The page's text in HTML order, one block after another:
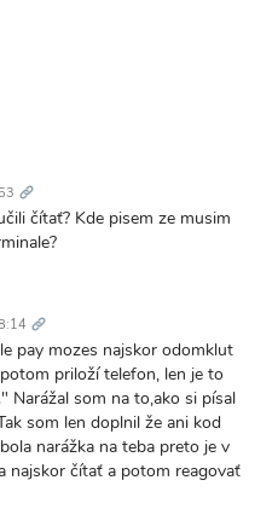
odkaz
čítať? Kde pisem ze musim
odkaz
pay mozes najskor odomklut
priloží telefon, len je to
Narážal som na to,ako si písal
som len doplnil že ani kod
narážka na teba preto je v
najskor čítať a potom reagovať